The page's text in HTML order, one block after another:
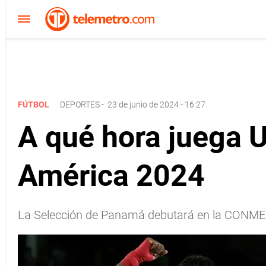
FÚTBOL DEPORTES- 23 de junio de 2024 - 16:27
A qué hora juega
América 2024
La Selección de Panamá debutará en la